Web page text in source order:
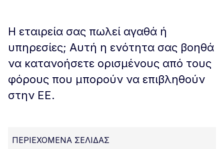
Η εταιρεία σας πωλεί αγαθά ή
υπηρεσίες; Αυτή η ενότητα σας βοηθά
να κατανοήσετε ορισμένους από τους
φόρους που μπορούν να επιβληθούν
στην ΕΕ.
ΠΕΡΙΕΧΌΜΕΝΑ ΣΕΛΊΔΑΣ